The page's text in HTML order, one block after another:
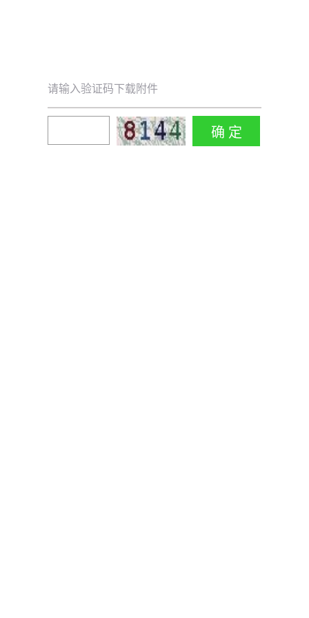
请输入验证码下载附件